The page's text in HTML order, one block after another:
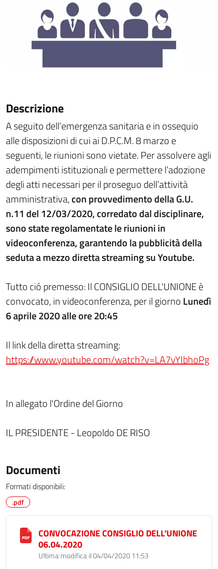
Descrizione
A seguito dell’emergenza sanitaria e in ossequio
alle disposizioni di cui ai D.P.C.M. 8 marzo e
seguenti, le riunioni sono vietate. Per assolvere agli
adempimenti istituzionali e permettere l’adozione
degli atti necessari per il proseguo dell’attività
amministrativa,con provvedimento della G.U.
n.11 del 12/03/2020, corredato dal disciplinare,
sono state regolamentate le riunioni in
videoconferenza, garantendo la pubblicità della
seduta a mezzo diretta streaming su Youtube.
Tutto ció premesso: Il CONSIGLIO DELL'UNIONE è
convocato, in videoconferenza, per il giornoLunedì
6 aprile 2020 alle ore 20:45
Il link della diretta streaming:
https://www.youtube.com/watch?v=LA7vYIbhoPg
In allegato l'Ordine del Giorno
IL PRESIDENTE - Leopoldo DE RISO
Documenti
Formati disponibili:
.pdf
CONVOCAZIONE CONSIGLIO DELL'UNIONE
06.04.2020
Ultima modifica il 04/04/2020 11:53